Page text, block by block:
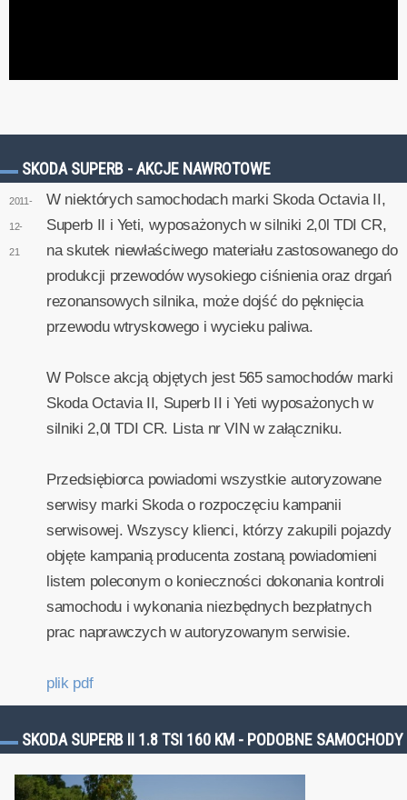
SKODA SUPERB - AKCJE NAWROTOWE
2011-
12-
21
W niektórych samochodach marki Skoda Octavia II,
Superb II i Yeti, wyposażonych w silniki 2,0l TDI CR,
na skutek niewłaściwego materiału zastosowanego do
produkcji przewodów wysokiego ciśnienia oraz drgań
rezonansowych silnika, może dojść do pęknięcia
przewodu wtryskowego i wycieku paliwa.
W Polsce akcją objętych jest 565 samochodów marki
Skoda Octavia II, Superb II i Yeti wyposażonych w
silniki 2,0l TDI CR. Lista nr VIN w załączniku.
Przedsiębiorca powiadomi wszystkie autoryzowane
serwisy marki Skoda o rozpoczęciu kampanii
serwisowej. Wszyscy klienci, którzy zakupili pojazdy
objęte kampanią producenta zostaną powiadomieni
listem poleconym o konieczności dokonania kontroli
samochodu i wykonania niezbędnych bezpłatnych
prac naprawczych w autoryzowanym serwisie.
plik pdf
SKODA SUPERB II 1.8 TSI 160 KM - PODOBNE SAMOCHODY